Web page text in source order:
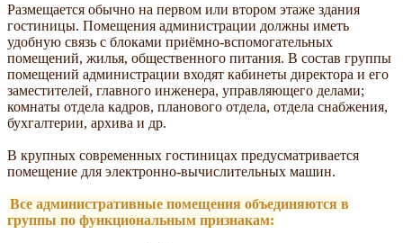
Размещается обычно на первом или втором этаже здания
гостиницы. Помещения администрации должны иметь
удобную связь с блоками приёмно-вспомогательных
помещений, жилья, общественного питания. В состав группы
помещений администрации входят кабинеты директора и его
заместителей, главного инженера, управляющего делами;
комнаты отдела кадров, планового отдела, отдела снабжения,
бухгалтерии, архива и др.
В крупных современных гостиницах предусматривается
помещение для электронно-вычислительных машин.
Все административные помещения объединяются в
группы по функциональным признакам: